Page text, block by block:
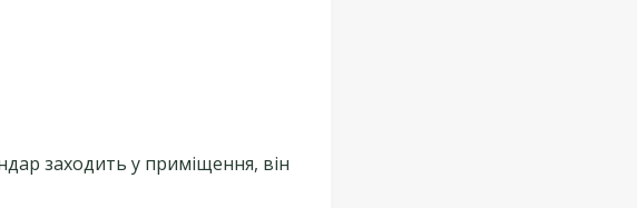
заходить у приміщення, він